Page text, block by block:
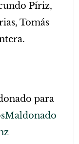
Píriz,
Tomás
para